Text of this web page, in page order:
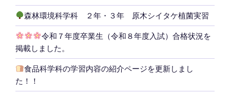
森林環境科学科 ２年・３年 原木シイタケ植菌実習
令和７年度卒業生（令和８年度入試）合格状況を
掲載しました。
食品科学科の学習内容の紹介ページを更新しまし
た！！